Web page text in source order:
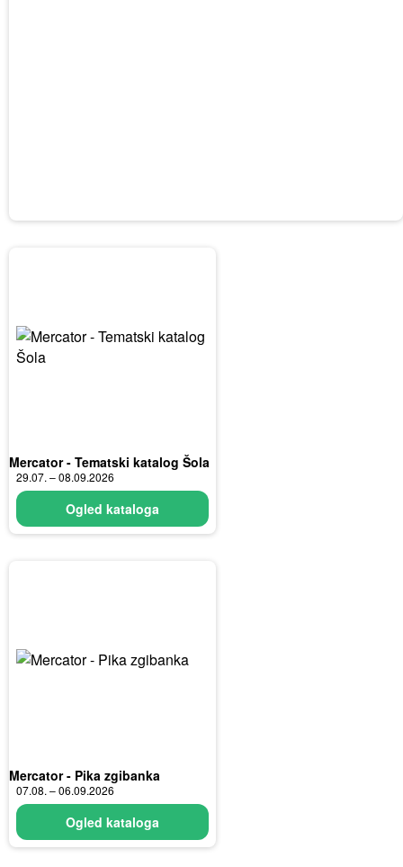
Mercator - Tematski katalog Šola
29.07. – 08.09.2026
Ogled kataloga
Mercator - Pika zgibanka
07.08. – 06.09.2026
Ogled kataloga